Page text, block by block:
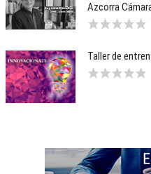
Azcorra
Taller de